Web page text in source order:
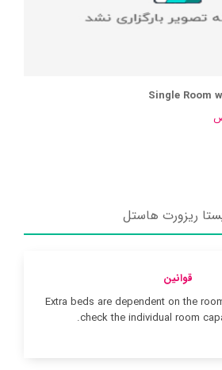
Single Room
ریزورت هاستل
قوانین
Extra beds are dependent on the
check the individual room